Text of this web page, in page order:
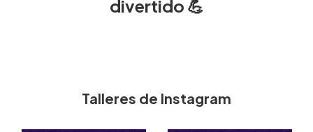
divertido 💪
Talleres de Instagram